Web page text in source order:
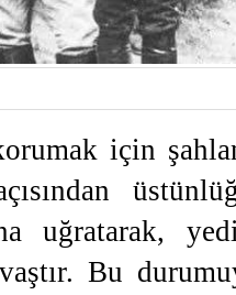
için
uğratarak,
Bu